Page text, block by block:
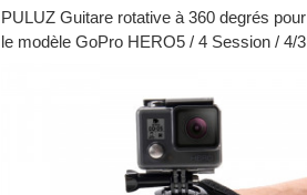
PULUZ Guitare rotative à 360 degrés pour
le modèle GoPro HERO5 / 4 Session / 4/3